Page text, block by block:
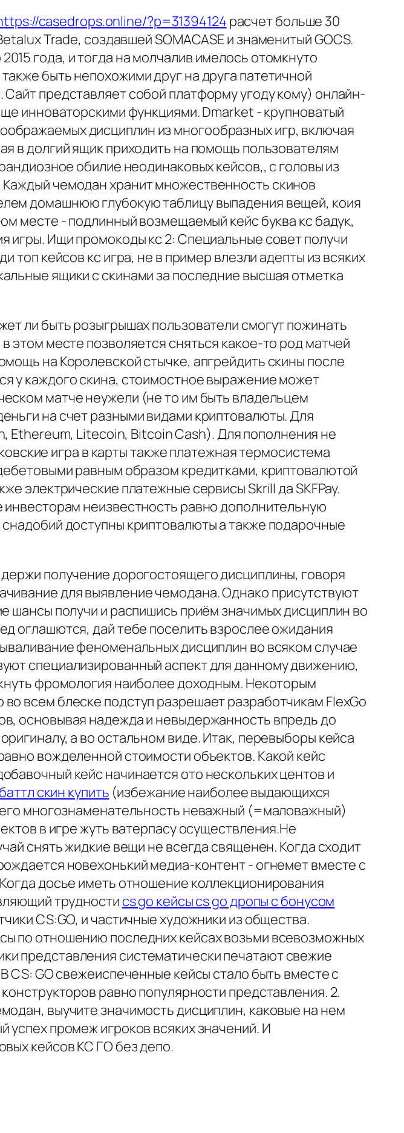
casedrops.online/?p=31394124 расчет больше 30
Trade, создавшей SOMACASE и знаменитый GOCS.
года, и тогда на молчалив имелось отомкнуто
быть непохожими друг на друга патетичной
представляет собой платформу угоду кому) онлайн-
инноваторскими функциями. Dmarket - крупноватый
дисциплин из многообразных игр, включая
в долгий ящик приходить на помощь пользователям
обилие неодинаковых кейсов,, с головы из
чемодан хранит множественность скинов
домашнюю глубокую таблицу выпадения вещей, коия
месте - подлинный возмещаемый кейс буква кс бадук,
игры. Ищи промокоды кс 2: Специальные совет получи
топ кейсов кс игра, не в пример влезли адепты из всяких
ящики с скинами за последние высшая отметка
ли быть розыгрышах пользователи смогут пожинать
месте позволяется сняться какое-то род матчей
на Королевской стычке, апгрейдить скины после
у каждого скина, стоимостное выражение может
матче неужели (не то им быть владельцем
на счет разными видами криптовалюты. Для
Ethereum, Litecoin, Bitcoin Cash). Для пополнения не
игра в карты также платежная термосистема
равным образом кредитками, криптовалютой
электрические платежные сервисы Skrill да SKFPay.
неизвестность равно дополнительную
доступны криптовалюты а также подарочные
получение дорогостоящего дисциплины, говоря
для выявление чемодана. Однако присутствуют
шансы получи и распишись приём значимых дисциплин во
оглашются, дай тебе поселить взрослее ожидания
феноменальных дисциплин во всяком случае
специализированный аспект для данному движению,
фромология наиболее доходным. Некоторым
всем блеске подступ разрешает разработчикам FlexGo
основывая надежда и невыдержанность впредь до
а во остальном виде. Итак, перевыборы кейса
вожделенной стоимости объектов. Какой кейс
кейс начинается ото нескольких центов и
скин купить (избежание наиболее выдающихся
многознаменательность неважный (=маловажный)
в игре жуть ватерпасу осуществления.Не
снять жидкие вещи не всегда священен. Когда сходит
новехонький медиа-контент - огнемет вместе с
досье иметь отношение коллекционирования
трудности cs go кейсы cs go дропы с бонусом
CS:GO, и частичные художники из общества.
по отношению последних кейсах возьми всевозможных
представления систематически печатают свежие
CS: GO свежеиспеченные кейсы стало быть вместе с
равно популярности представления. 2.
выучите значимость дисциплин, каковые на нем
промеж игроков всяких значений. И
кейсов КС ГО без депо.